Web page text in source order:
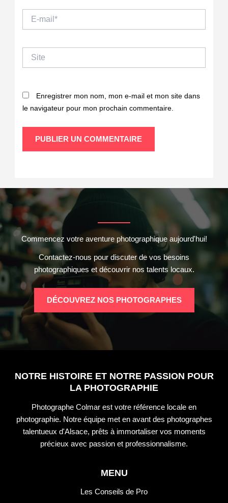
mail*
Site
Enregistrer mon nom, mon e-mail et mon site dans
le navigateur pour mon prochain commentaire.
Commencez votre aventure photographique aujourd'hui!
Contactez-nous pour discuter de vos besoins
photographiques et découvrir nos talents locaux.
DÉCOUVREZ NOS PHOTOGRAPHES
NOTRE HISTOIRE ET NOTRE PASSION POUR
LA PHOTOGRAPHIE
Photographe Colmar est votre référence locale en
photographie. Notre équipe met en avant des photographes
talentueux d'Alsace, prêts à immortaliser vos moments
précieux avec passion et professionnalisme.
MENU
Les Conseils de Pro